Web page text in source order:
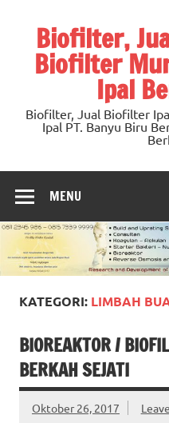
contentBiofilter,
Biofilter
Ipal
Biofilter, Jual Biofilter
Ipal PT. Banyu Biru
MENU
KATEGORI: LIMBAH
BIOREAKTOR /
BERKAH SEJATI
Oktober 26, 2017